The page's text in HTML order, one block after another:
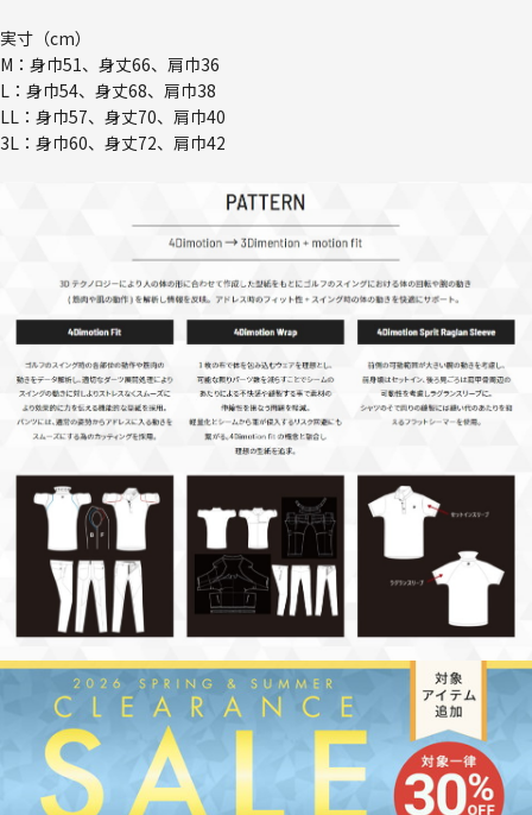
実寸（cm）
M：身巾51、身丈66、肩巾36
L：身巾54、身丈68、肩巾38
LL：身巾57、身丈70、肩巾40
3L：身巾60、身丈72、肩巾42